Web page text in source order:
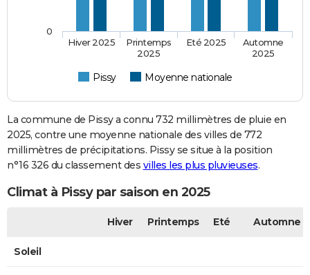
Pissy Moyenne nationale
Hiver 2025
Printemps
2025
Eté 2025
Automne
2025
0
La commune de Pissy a connu 732 millimètres de pluie en
2025, contre une moyenne nationale des villes de 772
millimètres de précipitations. Pissy se situe à la position
n°16 326 du classement des villes les plus pluvieuses.
Climat à Pissy par saison en 2025
Hiver Printemps Eté Automne
Soleil